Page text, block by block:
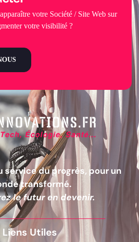
service du progrès, pour un
transformé.
le futur en devenir.
Liens Utiles
votre Société / Site Web sur
votre visibilité ?